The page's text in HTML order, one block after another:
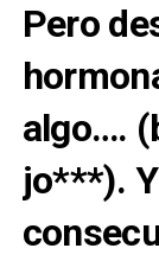
Pero
algo….
jo***).